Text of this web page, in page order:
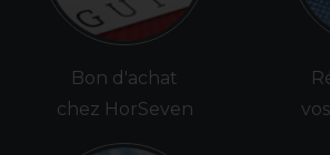
Bon d'achat
chez HorSeven